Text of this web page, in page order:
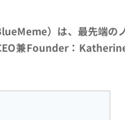
）は、最先端の
兼Founder：